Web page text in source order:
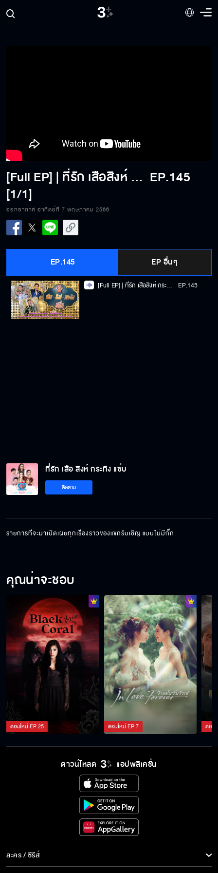
[Full EP] | ที่รัก เสือสิงห์ กระทิงแซ่บ รักที่ปิดบังมา 10 ปี ของ “ไต้ฝุ่น KPN” EP.145
[1/1]
ออกอากาศ อาทิตย์ที่ 7 พฤษภาคม 2566
EP.145 EP อื่นๆ
[Full EP] | ที่รัก เสือสิงห์ กระทิงแซ่บ รักที่ปิดบังมา 10 ปี ของ “ไต้ฝุ่น KPN” EP.145
ที่รัก เสือ สิงห์ กระทิง แซ่บ
ติดตาม
รายการที่จะมาเปิดเผยทุกเรื่องราวของแขกรับเชิญ แบบไม่มีกั๊ก
คุณน่าจะชอบ
ตอนใหม่EP.25 ตอนใหม่EP.7 ตอน
ดาวน์โหลด แอปพลิเคชั่น
ละคร / ซีรีส์
ละคร/ซีรีส์